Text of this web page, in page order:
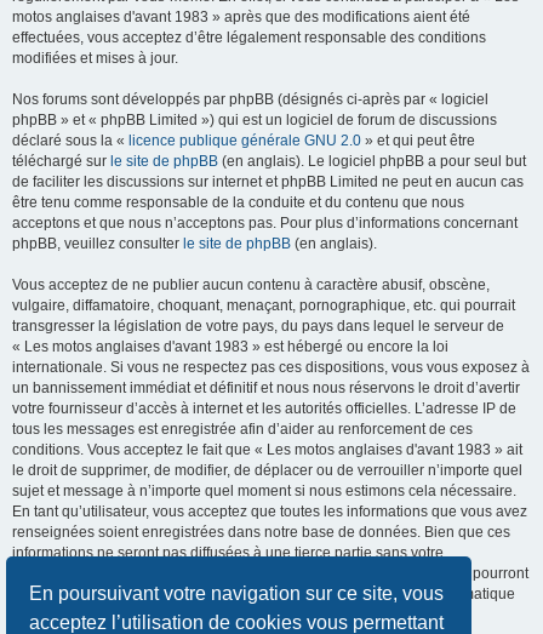
En poursuivant votre navigation sur ce site, vous
acceptez l’utilisation de cookies vous permettant
motos anglaises d'avant 1983 » après que des modifications aient été
effectuées, vous acceptez d’être légalement responsable des conditions
modifiées et mises à jour.
Nos forums sont développés par phpBB (désignés ci-après par « logiciel
phpBB » et « phpBB Limited ») qui est un logiciel de forum de discussions
déclaré sous la « licence publique générale GNU 2.0 » et qui peut être
téléchargé sur le site de phpBB (en anglais). Le logiciel phpBB a pour seul but
de faciliter les discussions sur internet et phpBB Limited ne peut en aucun cas
être tenu comme responsable de la conduite et du contenu que nous
acceptons et que nous n’acceptons pas. Pour plus d’informations concernant
phpBB, veuillez consulter le site de phpBB (en anglais).
Vous acceptez de ne publier aucun contenu à caractère abusif, obscène,
vulgaire, diffamatoire, choquant, menaçant, pornographique, etc. qui pourrait
transgresser la législation de votre pays, du pays dans lequel le serveur de
« Les motos anglaises d'avant 1983 » est hébergé ou encore la loi
internationale. Si vous ne respectez pas ces dispositions, vous vous exposez à
un bannissement immédiat et définitif et nous nous réservons le droit d’avertir
votre fournisseur d’accès à internet et les autorités officielles. L’adresse IP de
tous les messages est enregistrée afin d’aider au renforcement de ces
conditions. Vous acceptez le fait que « Les motos anglaises d'avant 1983 » ait
le droit de supprimer, de modifier, de déplacer ou de verrouiller n’importe quel
sujet et message à n’importe quel moment si nous estimons cela nécessaire.
En tant qu’utilisateur, vous acceptez que toutes les informations que vous avez
renseignées soient enregistrées dans notre base de données. Bien que ces
informations ne seront pas diffusées à une tierce partie sans votre
consentement, ni « Les motos anglaises d'avant 1983 », ni phpBB, ne pourront
être tenus comme responsables en cas de tentative de piratage informatique
visant à compromettre vos données.